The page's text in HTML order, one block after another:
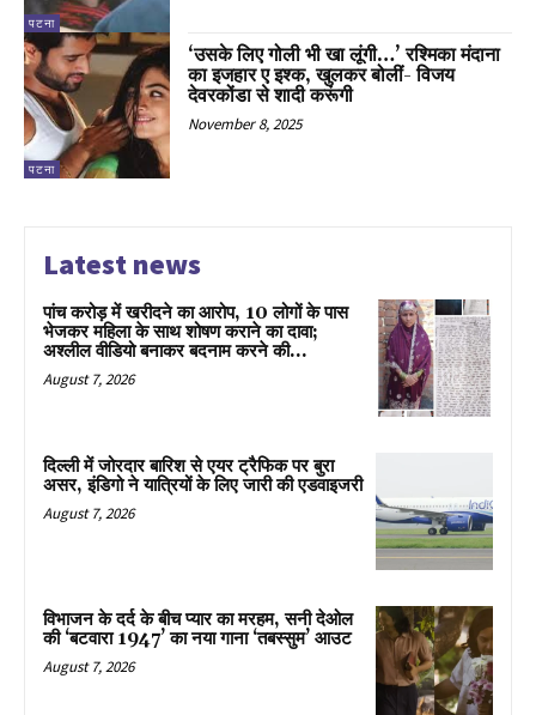
पटना
पटना
‘उसके लिए गोली भी खा लूंगी…’ रश्मिका मंदाना
का इजहार ए इश्क, खुलकर बोलीं- विजय
देवरकोंडा से शादी करूंगी
November 8, 2025
Latest news
पांच करोड़ में खरीदने का आरोप, 10 लोगों के पास
भेजकर महिला के साथ शोषण कराने का दावा;
अश्लील वीडियो बनाकर बदनाम करने की...
August 7, 2026
दिल्ली में जोरदार बारिश से एयर ट्रैफिक पर बुरा
असर, इंडिगो ने यात्रियों के लिए जारी की एडवाइजरी
August 7, 2026
विभाजन के दर्द के बीच प्यार का मरहम, सनी देओल
की ‘बटवारा 1947’ का नया गाना ‘तबस्सुम’ आउट
August 7, 2026